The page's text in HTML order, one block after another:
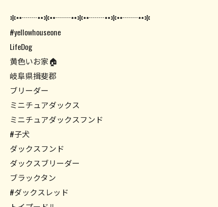
✼••┈┈••✼••┈┈••✼••┈┈••✼••┈┈••✼
#yellowhouseone
LifeDog
黄色いお家🏠
岐阜県揖斐郡
ブリーダー
ミニチュアダックス
ミニチュアダックスフンド
#子犬
ダックスフンド
ダックスブリーダー
ブラックタン
#ダックスレッド